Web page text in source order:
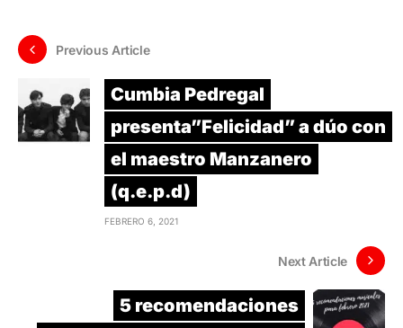
Previous Article
Cumbia Pedregal
presenta”Felicidad” a dúo con
el maestro Manzanero
(q.e.p.d)
FEBRERO 6, 2021
Next Article
5 recomendaciones